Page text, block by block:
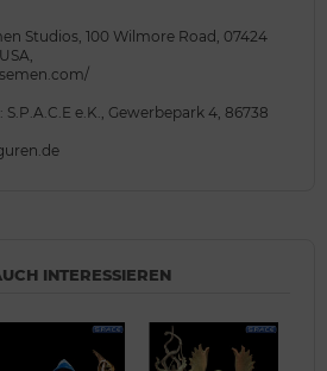
Studios, 100 Wilmore Road, 07424
e.K., Gewerbepark 4, 86738
INTERESSIEREN